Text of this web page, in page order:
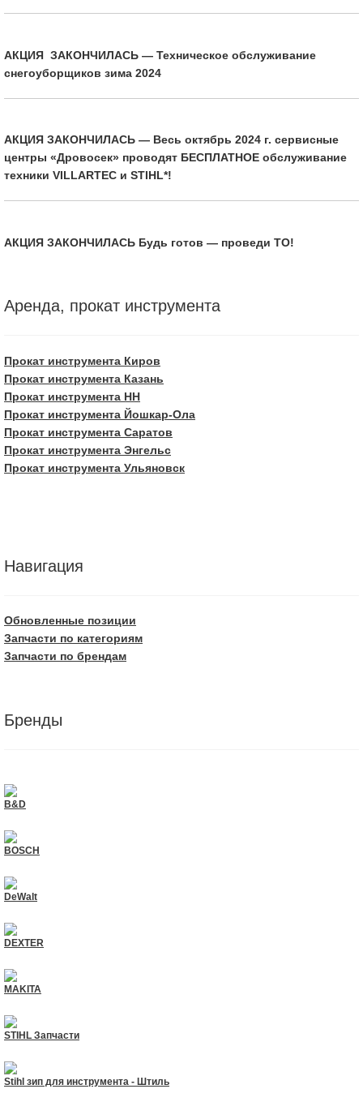
АКЦИЯ ЗАКОНЧИЛАСЬ — Техническое обслуживание
снегоуборщиков зима 2024
АКЦИЯ ЗАКОНЧИЛАСЬ — Весь октябрь 2024 г. сервисные
центры «Дровосек» проводят БЕСПЛАТНОЕ обслуживание
техники VILLARTEC и STIHL*!
АКЦИЯ ЗАКОНЧИЛАСЬ Будь готов — проведи ТО!
Аренда, прокат инструмента
Прокат инструмента Киров
Прокат инструмента Казань
Прокат инструмента НН
Прокат инструмента Йошкар-Ола
Прокат инструмента Саратов
Прокат инструмента Энгельс
Прокат инструмента Ульяновск
Навигация
Обновленные позиции
Запчасти по категориям
Запчасти по брендам
Бренды
B&D
BOSCH
DeWalt
DEXTER
MAKITA
STIHL Запчасти
Stihl зип для инструмента - Штиль